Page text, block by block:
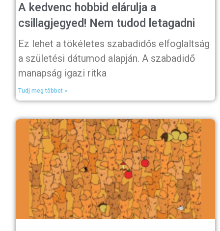
A kedvenc hobbid elárulja a
csillagjegyed! Nem tudod letagadni
Ez lehet a tökéletes szabadidős elfoglaltság
a születési dátumod alapján. A szabadidő
manapság igazi ritka
Tudj meg többet »